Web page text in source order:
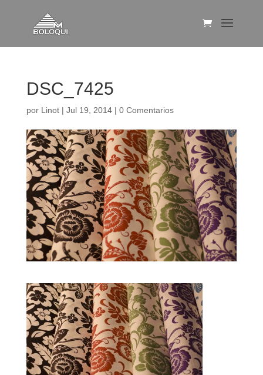
DSC_7425
por Linot| Jul 19, 2014| 0 Comentarios